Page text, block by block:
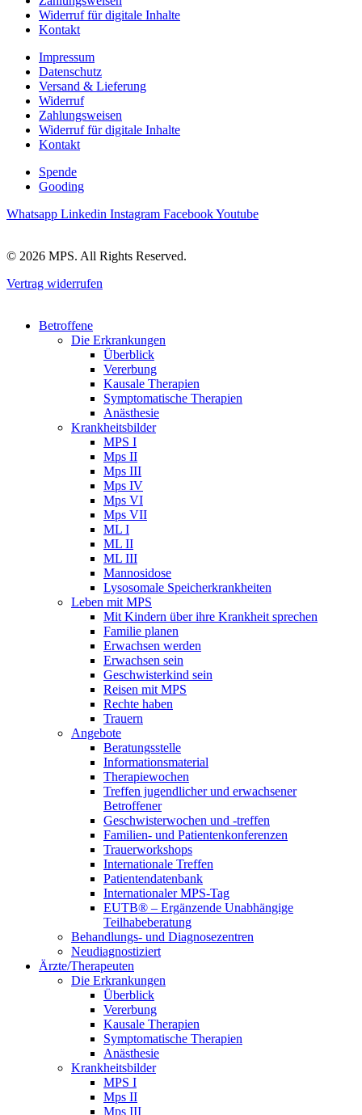
Widerruf für digitale Inhalte
Kontakt
Impressum
Datenschutz
Versand & Lieferung
Widerruf
Zahlungsweisen
Widerruf für digitale Inhalte
Kontakt
Spende
Gooding
Whatsapp Linkedin Instagram FacebookYoutube
© 2026 MPS. All Rights Reserved.
Vertrag widerrufen
Main
Betroffene
Die Erkrankungen
Überblick
Vererbung
Kausale Therapien
Symptomatische Therapien
Anästhesie
Krankheitsbilder
MPS I
Mps II
Mps III
Mps IV
Mps VI
Mps VII
ML I
ML II
ML III
Mannosidose
Lysosomale Speicherkrankheiten
Leben mit MPS
Mit Kindern über ihre Krankheit sprechen
Familie planen
Erwachsen werden
Erwachsen sein
Geschwisterkind sein
Reisen mit MPS
Rechte haben
Trauern
Angebote
Beratungsstelle
Informationsmaterial
Therapiewochen
Treffen jugendlicher und erwachsener
Betroffener
Geschwisterwochen und -treffen
Familien- und Patientenkonferenzen
Trauerworkshops
Internationale Treffen
Patientendatenbank
Internationaler MPS-Tag
EUTB® – Ergänzende Unabhängige
Teilhabeberatung
Behandlungs- und Diagnosezentren
Neudiagnostiziert
Ärzte/Therapeuten
Die Erkrankungen
Überblick
Vererbung
Kausale Therapien
Symptomatische Therapien
Anästhesie
Krankheitsbilder
MPS I
Mps II
Mps III